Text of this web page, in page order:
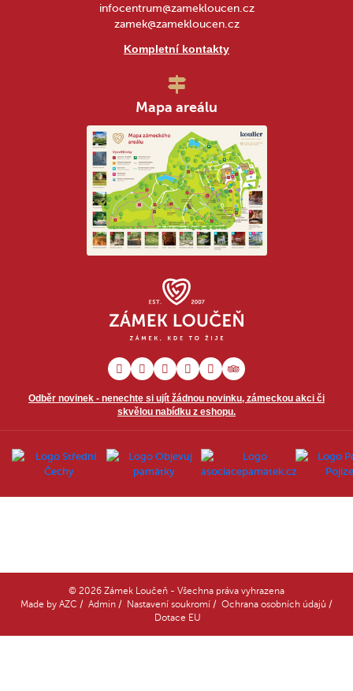
Odběr novinek - nenechte si ujít žádnou novinku, zámeckou akci či
skvělou nabídku z eshopu.
infocentrum@zamekloucen.cz
zamek@zamekloucen.cz
Kompletní kontakty
Mapa areálu
© 2026 Zámek Loučeň - Všechna práva vyhrazena
Made by AZC / Admin / Nastavení soukromí / Ochrana osobních údajů /
Dotace EU